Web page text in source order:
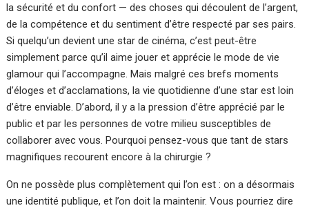
la sécurité et du confort — des choses qui découlent de l’argent,
de la compétence et du sentiment d’être respecté par ses pairs.
Si quelqu’un devient une star de cinéma, c’est peut-être
simplement parce qu’il aime jouer et apprécie le mode de vie
glamour qui l’accompagne. Mais malgré ces brefs moments
d’éloges et d’acclamations, la vie quotidienne d’une star est loin
d’être enviable. D’abord, il y a la pression d’être apprécié par le
public et par les personnes de votre milieu susceptibles de
collaborer avec vous. Pourquoi pensez-vous que tant de stars
magnifiques recourent encore à la chirurgie ?
On ne possède plus complètement qui l’on est : on a désormais
une identité publique, et l’on doit la maintenir. Vous pourriez dire